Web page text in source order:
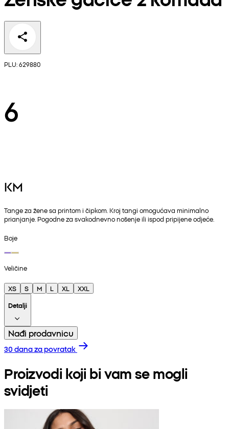
PLU: 629880
6
KM
Tange za žene sa printom i čipkom. Kroj tangi omogućava minimalno
prianjanje. Pogodne za svakodnevno nošenje ili ispod pripijene odjeće.
Boje
Veličine
XS S M L XL
XXL
Detalji
Nađi prodavnicu
30 dana za povratak
Proizvodi koji bi vam se mogli
svidjeti